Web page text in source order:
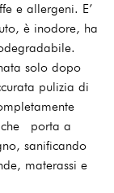
e allergeni. E’
è inodore, ha
solo dopo
pulizia di
che porta a
sanificando
materassi e